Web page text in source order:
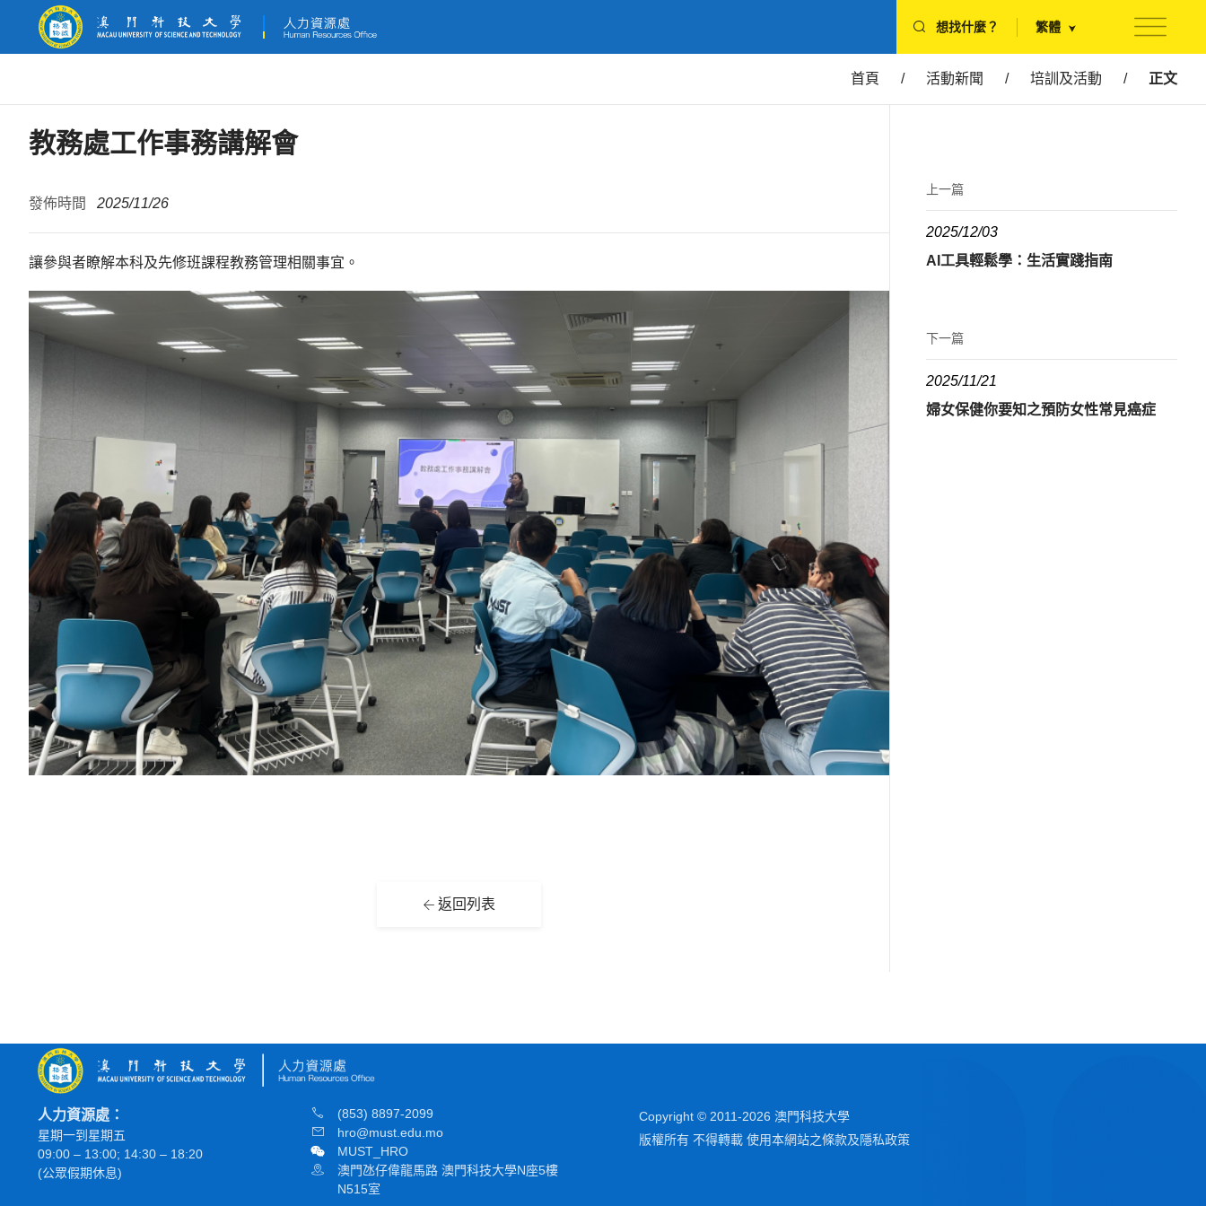
想找什麼？ 繁體
首頁 / 活動新聞 / 培訓及活動 / 正文
教務處工作事務講解會
發佈時間 2025/11/26
讓參與者瞭解本科及先修班課程教務管理相關事宜。
返回列表
上一篇
2025/12/03
AI工具輕鬆學：生活實踐指南
下一篇
2025/11/21
婦女保健你要知之預防女性常見癌症
人力資源處：
星期一到星期五
09:00 – 13:00; 14:30 – 18:20
(公眾假期休息)
(853) 8897-2099
hro@must.edu.mo
MUST_HRO
澳門氹仔偉龍馬路 澳門科技大學N座5樓
N515室
Copyright © 2011-2026 澳門科技大學
版權所有 不得轉載 使用本網站之條款及隱私政策